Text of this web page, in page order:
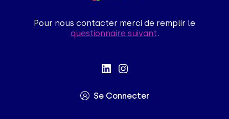
Pour nous contacter merci de remplir le
questionnaire suivant.
Se Connecter